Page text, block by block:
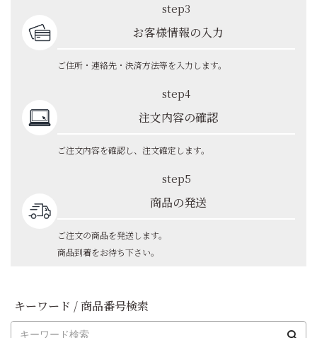
step3
お客様情報の入力
ご住所・連絡先・決済方法等を入力します。
step4
注文内容の確認
ご注文内容を確認し、注文確定します。
step5
商品の発送
ご注文の商品を発送します。
商品到着をお待ち下さい。
キーワード / 商品番号検索